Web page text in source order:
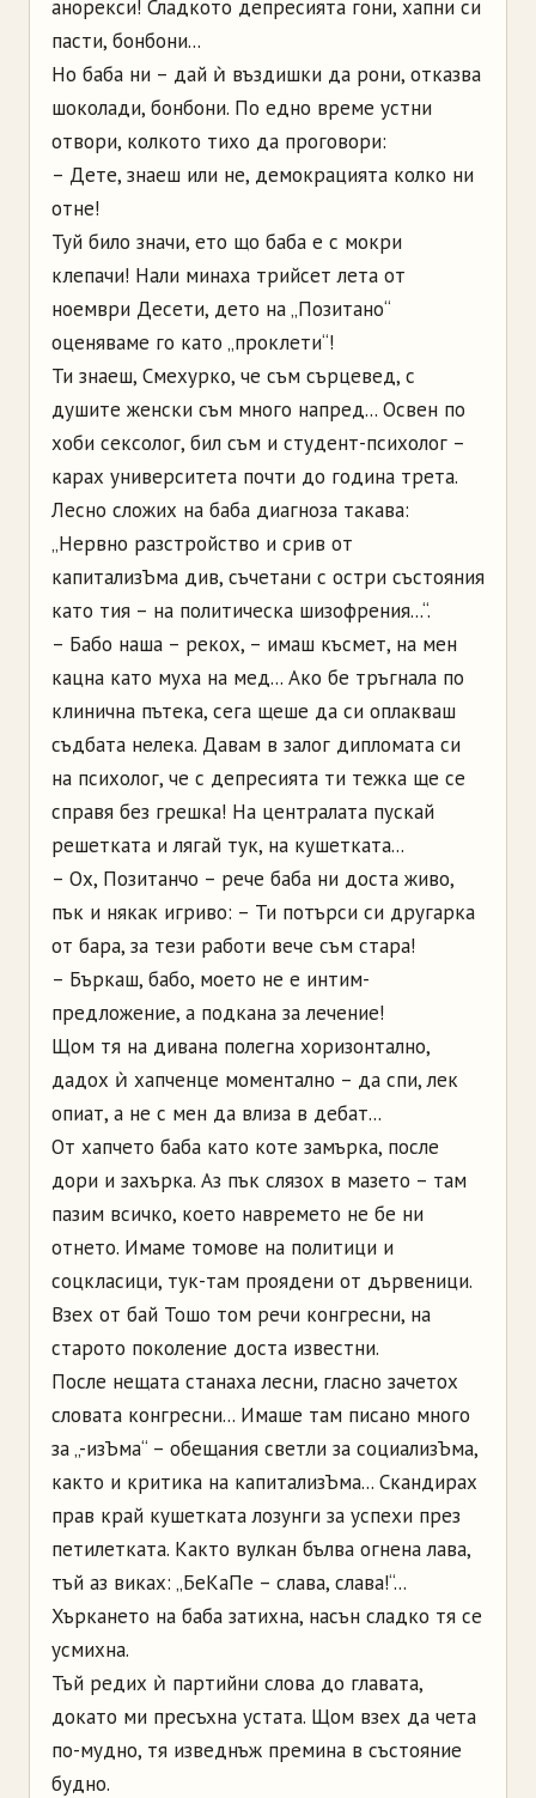
анорекси! Сладкото депресията гони, хапни си
пасти, бонбони...
Но баба ни – дай ѝ въздишки да рони, отказва
шоколади, бонбони. По едно време устни
отвори, колкото тихо да проговори:
– Дете, знаеш или не, демокрацията колко ни
отне!
Туй било значи, ето що баба е с мокри
клепачи! Нали минаха трийсет лета от
ноември Десети, дето на „Позитано“
оценяваме го като „проклети“!
Ти знаеш, Смехурко, че съм сърцевед, с
душите женски съм много напред... Освен по
хоби сексолог, бил съм и студент-психолог –
карах университета почти до година трета.
Лесно сложих на баба диагноза такава:
„Нервно разстройство и срив от
капитализЪма див, съчетани с остри състояния
като тия – на политическа шизофрения...“.
– Бабо наша – рекох, – имаш късмет, на мен
кацна като муха на мед... Ако бе тръгнала по
клинична пътека, сега щеше да си оплакваш
съдбата нелека. Давам в залог дипломата си
на психолог, че с депресията ти тежка ще се
справя без грешка! На централата пускай
решетката и лягай тук, на кушетката...
– Ох, Позитанчо – рече баба ни доста живо,
пък и някак игриво: – Ти потърси си другарка
от бара, за тези работи вече съм стара!
– Бъркаш, бабо, моето не е интим-
предложение, а подкана за лечение!
Щом тя на дивана полегна хоризонтално,
дадох ѝ хапченце моментално – да спи, лек
опиат, а не с мен да влиза в дебат...
От хапчето баба като коте замърка, после
дори и захърка. Аз пък слязох в мазето – там
пазим всичко, което навремето не бе ни
отнето. Имаме томове на политици и
соцкласици, тук-там проядени от дървеници.
Взех от бай Тошо том речи конгресни, на
старото поколение доста известни.
После нещата станаха лесни, гласно зачетох
словата конгресни... Имаше там писано много
за „-изЪма“ – обещания светли за социализЪма,
както и критика на капитализЪма... Скандирах
прав край кушетката лозунги за успехи през
петилетката. Както вулкан бълва огнена лава,
тъй аз виках: „БеКаПе – слава, слава!“...
Хъркането на баба затихна, насън сладко тя се
усмихна.
Тъй редих ѝ партийни слова до главата,
докато ми пресъхна устата. Щом взех да чета
по-мудно, тя изведнъж премина в състояние
будно.